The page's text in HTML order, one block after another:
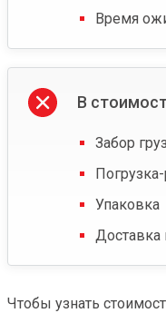
Время
В
Забор
Упаковка
Доставка
Чтобы узнать